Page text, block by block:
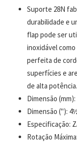
Suporte 28N
durabilidade e
flap pode ser
inoxidável como
perfeita de
superfícies e
de alta potência.
Dimensão (mm):
Dimensão ("):
Especificação:
Rotação